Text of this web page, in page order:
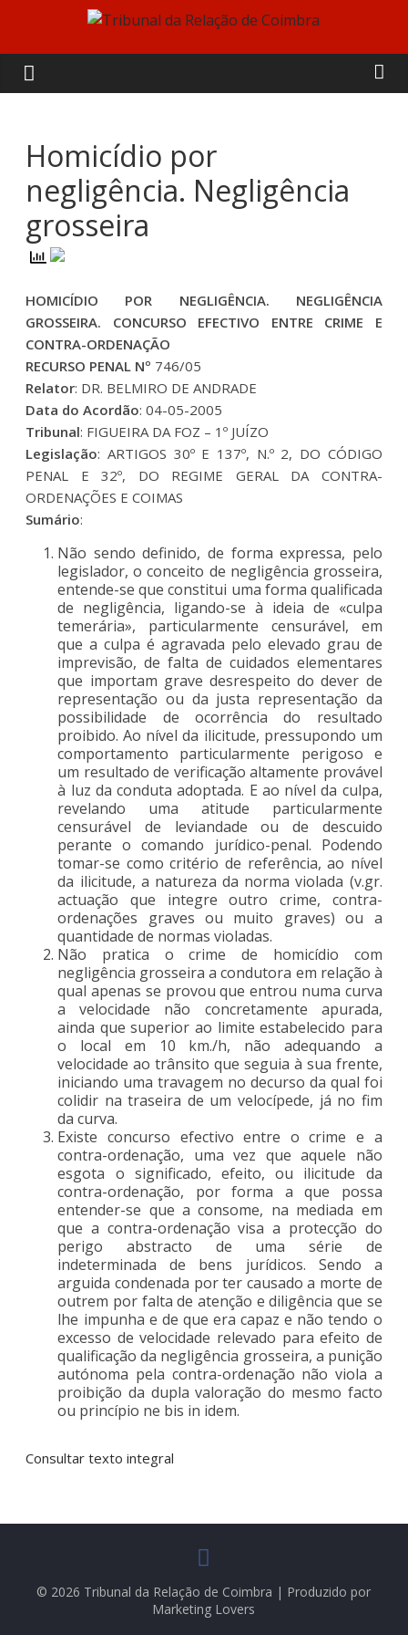
content
Tribunal
da
Relação
de
Coimbra
Homicídio por
negligência. Negligência
grosseira
HOMICÍDIO POR NEGLIGÊNCIA. NEGLIGÊNCIA
GROSSEIRA. CONCURSO EFECTIVO ENTRE CRIME E
CONTRA-ORDENAÇÃO
RECURSO PENAL Nº 746/05
Relator: DR. BELMIRO DE ANDRADE
Data do Acordão: 04-05-2005
Tribunal: FIGUEIRA DA FOZ – 1º JUÍZO
Legislação: ARTIGOS 30º E 137º, N.º 2, DO CÓDIGO
PENAL E 32º, DO REGIME GERAL DA CONTRA-
ORDENAÇÕES E COIMAS
Sumário:
Não sendo definido, de forma expressa, pelo
legislador, o conceito de negligência grosseira,
entende-se que constitui uma forma qualificada
de negligência, ligando-se à ideia de «culpa
temerária», particularmente censurável, em
que a culpa é agravada pelo elevado grau de
imprevisão, de falta de cuidados elementares
que importam grave desrespeito do dever de
representação ou da justa representação da
possibilidade de ocorrência do resultado
proibido. Ao nível da ilicitude, pressupondo um
comportamento particularmente perigoso e
um resultado de verificação altamente provável
à luz da conduta adoptada. E ao nível da culpa,
revelando uma atitude particularmente
censurável de leviandade ou de descuido
perante o comando jurídico-penal. Podendo
tomar-se como critério de referência, ao nível
da ilicitude, a natureza da norma violada (v.gr.
actuação que integre outro crime, contra-
ordenações graves ou muito graves) ou a
quantidade de normas violadas.
Não pratica o crime de homicídio com
negligência grosseira a condutora em relação à
qual apenas se provou que entrou numa curva
a velocidade não concretamente apurada,
ainda que superior ao limite estabelecido para
o local em 10 km./h, não adequando a
velocidade ao trânsito que seguia à sua frente,
iniciando uma travagem no decurso da qual foi
colidir na traseira de um velocípede, já no fim
da curva.
Existe concurso efectivo entre o crime e a
contra-ordenação, uma vez que aquele não
esgota o significado, efeito, ou ilicitude da
contra-ordenação, por forma a que possa
entender-se que a consome, na mediada em
que a contra-ordenação visa a protecção do
perigo abstracto de uma série de
indeterminada de bens jurídicos. Sendo a
arguida condenada por ter causado a morte de
outrem por falta de atenção e diligência que se
lhe impunha e de que era capaz e não tendo o
excesso de velocidade relevado para efeito de
qualificação da negligência grosseira, a punição
autónoma pela contra-ordenação não viola a
proibição da dupla valoração do mesmo facto
ou princípio ne bis in idem.
Consultar texto integral
© 2026 Tribunal da Relação de Coimbra | Produzido por
Marketing Lovers